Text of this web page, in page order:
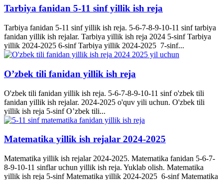
Tarbiya fanidan 5-11 sinf yillik ish reja
Tarbiya fanidan 5-11 sinf yillik ish reja. 5-6-7-8-9-10-11 sinf tarbiya
fanidan yillik ish rejalar. Tarbiya yillik ish reja 2024 5-sinf Tarbiya
yillik 2024-2025 6-sinf Tarbiya yillik 2024-2025 7-sinf...
O’zbek tili fanidan yillik ish reja
O'zbek tili fanidan yillik ish reja. 5-6-7-8-9-10-11 sinf o'zbek tili
fanidan yillik ish rejalar. 2024-2025 o'quv yili uchun. O'zbek tili
yillik ish reja 5-sinf O’zbek tili...
Matematika yillik ish rejalar 2024-2025
Matematika yillik ish rejalar 2024-2025. Matematika fanidan 5-6-7-
8-9-10-11 sinflar uchun yillik ish reja. Yuklab olish. Matematika
yillik ish reja 5-sinf Matematika yillik 2024-2025 6-sinf Matematika